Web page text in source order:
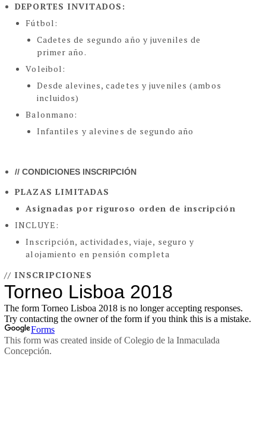
DEPORTES INVITADOS:
Fútbol:
Cadetes de segundo año y juveniles de
primer año.
Voleibol:
Desde alevines, cadetes y juveniles (ambos
incluidos)
Balonmano:
Infantiles y alevines de segundo año
// CONDICIONES INSCRIPCIÓN
PLAZAS LIMITADAS
Asignadas por riguroso orden de inscripción
INCLUYE:
Inscripción, actividades, viaje, seguro y
alojamiento en pensión completa
// INSCRIPCIONES